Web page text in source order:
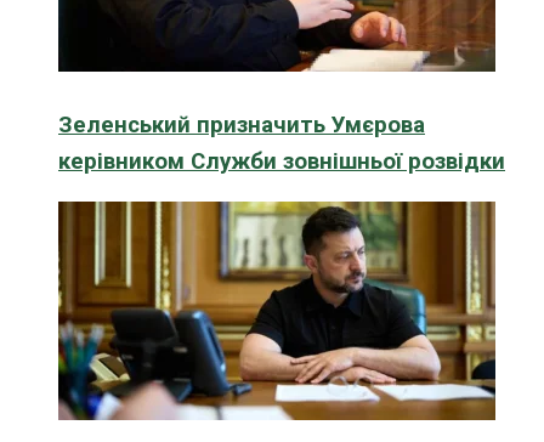
Зеленський призначить Умєрова
керівником Служби зовнішньої розвідки